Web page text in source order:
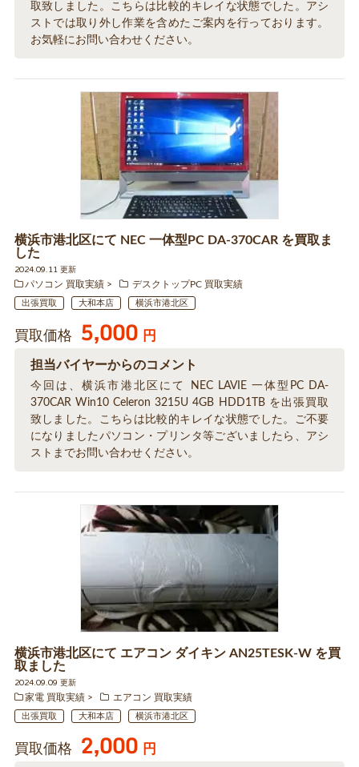
取致しました。こちらは比較的キレイな状態でした。アシ
ストでは取り外し作業を含めたご案内を行っております。
お気軽にお問い合わせください。
横浜市港北区にて NEC 一体型PC DA-370CAR を買取ま
した
2024.09.11 更新
パソコン 買取実績
デスクトップPC 買取実績
出張買取 大和本店 横浜市港北区
買取価格 5,000 円
担当バイヤーからのコメント
今回は、横浜市港北区にて NEC LAVIE 一体型PC DA-
370CAR Win10 Celeron 3215U 4GB HDD1TB を出張買取
致しました。こちらは比較的キレイな状態でした。ご不要
になりましたパソコン・プリンタ等ございましたら、アシ
ストまでお問い合わせください。
横浜市港北区にて エアコン ダイキン AN25TESK-W を買
取ました
2024.09.09 更新
家電 買取実績
エアコン 買取実績
出張買取 大和本店 横浜市港北区
買取価格 2,000 円